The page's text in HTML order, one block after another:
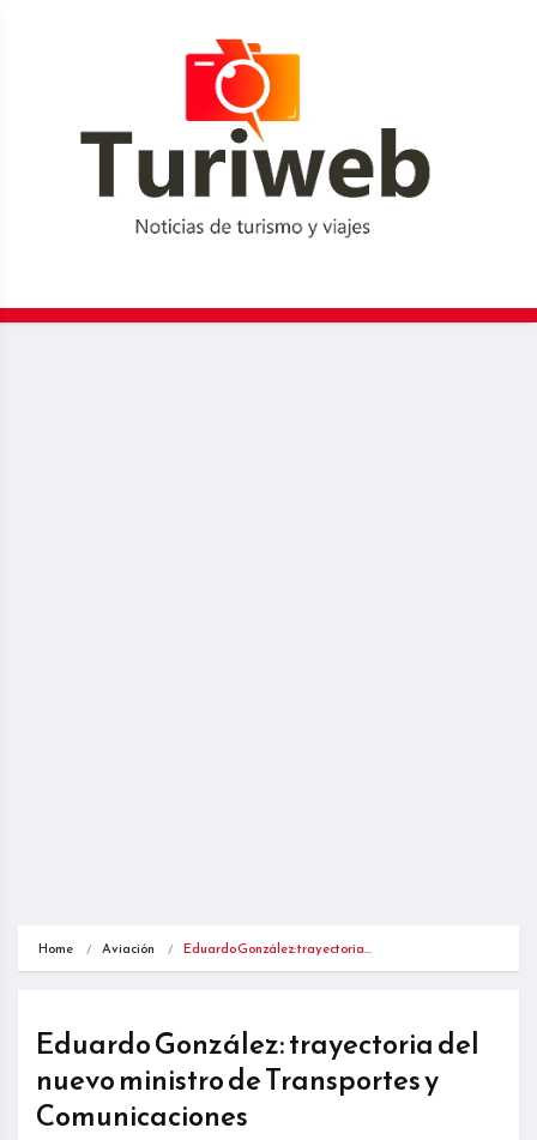
Home Aviación Eduardo González: trayectoria…
Eduardo González: trayectoria del
nuevo ministro de Transportes y
Comunicaciones